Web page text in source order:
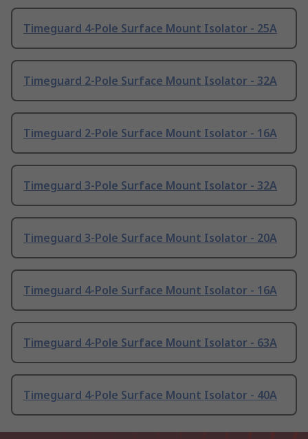
Timeguard 4-Pole Surface Mount Isolator - 25A
Timeguard 2-Pole Surface Mount Isolator - 32A
Timeguard 2-Pole Surface Mount Isolator - 16A
Timeguard 3-Pole Surface Mount Isolator - 32A
Timeguard 3-Pole Surface Mount Isolator - 20A
Timeguard 4-Pole Surface Mount Isolator - 16A
Timeguard 4-Pole Surface Mount Isolator - 63A
Timeguard 4-Pole Surface Mount Isolator - 40A